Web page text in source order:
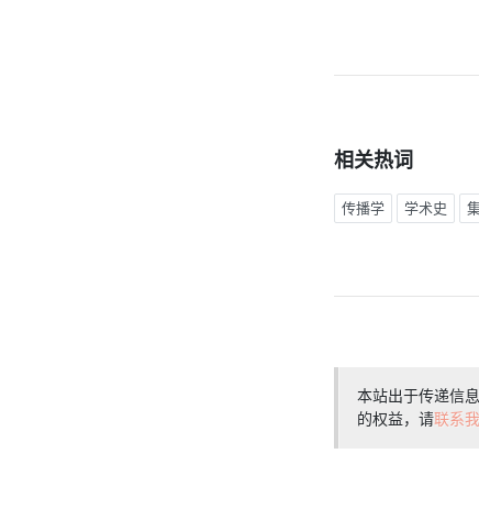
相关热词
传播学 学术史
本站出于传递信
的权益，请联系